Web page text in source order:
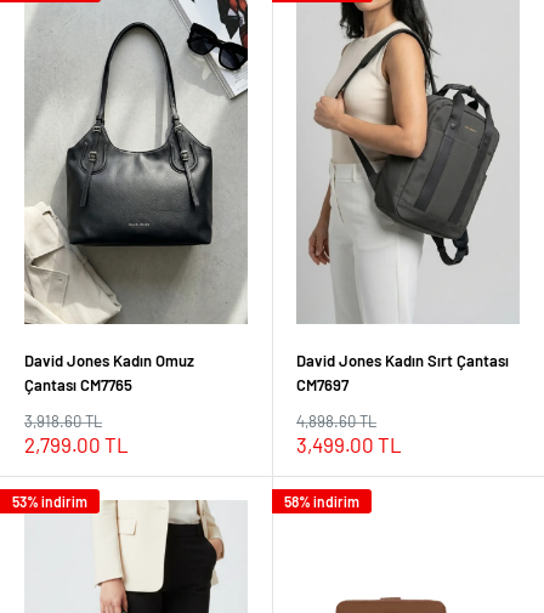
David Jones Kadın Omuz
Çantası CM7765
İndirimli
2,799.00 TL
Normal
fiyat
3,918.60 TL
David Jones Kadın Sırt Çantası
CM7697
İndirimli
3,499.00 TL
Normal
fiyat
4,898.60 TL
53% indirim 58% indirim